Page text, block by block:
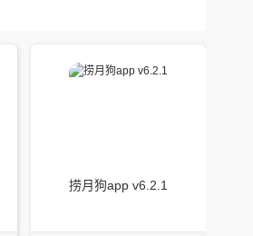
捞月狗app v6.2.1